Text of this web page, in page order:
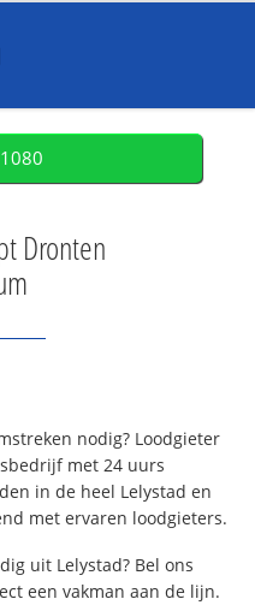
Dronten
nodig? Loodgieter
met 24 uurs
in de heel Lelystad en
met ervaren loodgieters.
uit Lelystad? Bel ons
een vakman aan de lijn.